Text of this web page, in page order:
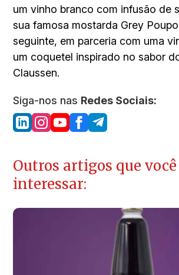
um vinho branco com infusão de
sua famosa mostarda Grey
seguinte, em parceria com uma
um coquetel inspirado no sabor
Claussen.
Siga-nos nas Redes Sociais:
Outros artigos que você
interessar: